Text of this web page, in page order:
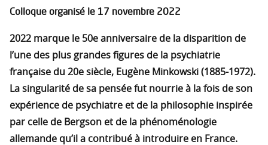
Colloque organisé le 17 novembre 2022
2022 marque le 50e anniversaire de la disparition de
l’une des plus grandes figures de la psychiatrie
française du 20e siècle, Eugène Minkowski (1885-1972).
La singularité de sa pensée fut nourrie à la fois de son
expérience de psychiatre et de la philosophie inspirée
par celle de Bergson et de la phénoménologie
allemande qu’il a contribué à introduire en France.